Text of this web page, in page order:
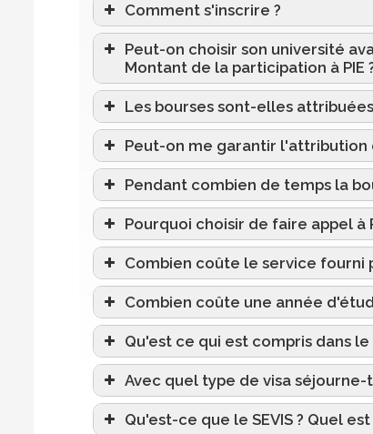
Comment s'inscrire ?
Peut-on choisir son université
Montant de la participation à PIE
Les bourses sont-elles
Peut-on me garantir l'attribution
Pendant combien de temps la
Pourquoi choisir de faire appel
Combien coûte le service fourni
Combien coûte une année
Qu'est ce qui est compris dans
Avec quel type de visa séjourne-
Qu'est-ce que le SEVIS ? Quel